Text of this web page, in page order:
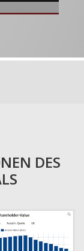
DES